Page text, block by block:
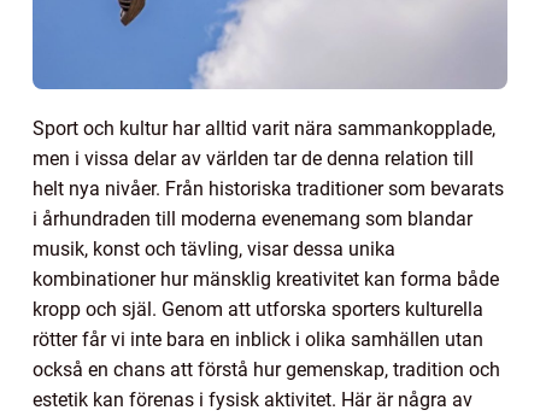
Sport och kultur har alltid varit nära sammankopplade,
men i vissa delar av världen tar de denna relation till
helt nya nivåer. Från historiska traditioner som bevarats
i århundraden till moderna evenemang som blandar
musik, konst och tävling, visar dessa unika
kombinationer hur mänsklig kreativitet kan forma både
kropp och själ. Genom att utforska sporters kulturella
rötter får vi inte bara en inblick i olika samhällen utan
också en chans att förstå hur gemenskap, tradition och
estetik kan förenas i fysisk aktivitet. Här är några av